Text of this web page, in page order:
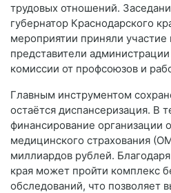
трудовых отношений.
губернатор Краснодарского
мероприятии приняли участие
представители
комиссии от профсоюзов и
Главным инструментом
остаётся диспансеризация. В
финансирование организации
медицинского страхования
миллиардов рублей.
края может пройти комплекс
обследований, что позволяет